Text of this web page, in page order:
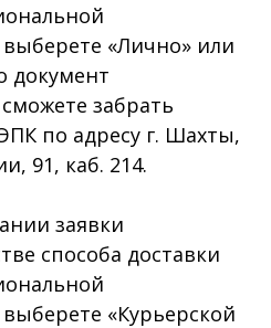
«Лично» или
документ
забрать
по адресу г. Шахты,
91, каб. 214.
заявки
способа доставки
«Курьерской